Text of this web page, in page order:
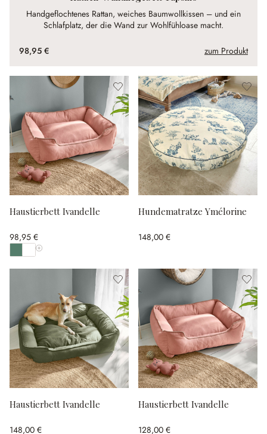
Handgeflochtenes Rattan, weiches Baumwollkissen – und ein
Schlafplatz, der die Wand zur Wohlfühloase macht.
98,95 € zum Produkt
Haustierbett Ivandelle
98,95 €
Alle Farben anzeigen
Hundematratze Ymélorine
148,00 €
Haustierbett Ivandelle
148,00 €
Haustierbett Ivandelle
128,00 €